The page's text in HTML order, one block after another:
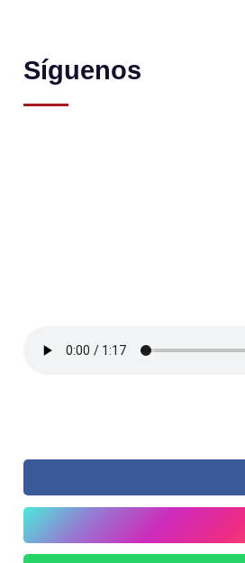
Síguenos